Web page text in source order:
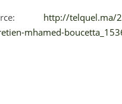
http://telquel.ma/
mhamed-